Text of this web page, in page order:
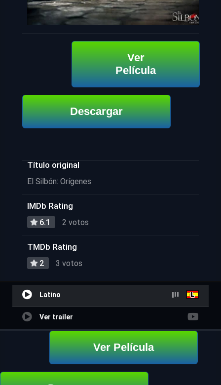
Ver
Película
Descargar
Título original
El Silbón: Orígenes
IMDb Rating
6.1 2 votos
TMDb Rating
2 3 votos
Latino
Ver trailer
Ver Película